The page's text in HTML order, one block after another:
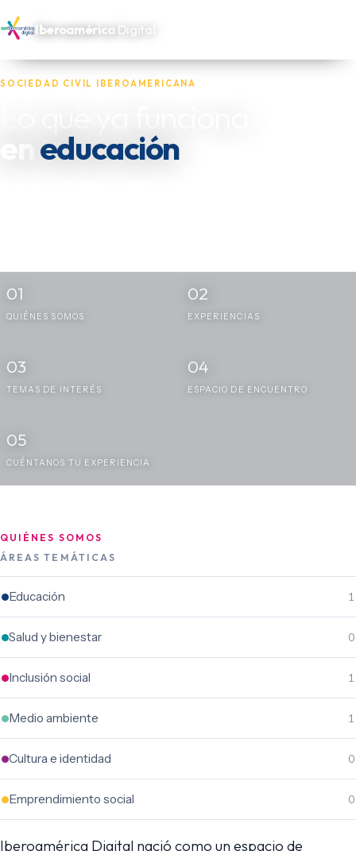
Iberoamérica Digital
SOCIEDAD CIVIL IBEROAMERICANA
salud
01
QUIÉNES SOMOS
02
EXPERIENCIAS
03
TEMAS DE INTERÉS
04
ESPACIO DE ENCUENTRO
05
CUÉNTANOS TU EXPERIENCIA
QUIÉNES SOMOS
ÁREAS TEMÁTICAS
Educación 1
Salud y bienestar 0
Inclusión social 1
Medio ambiente 1
Cultura e identidad 0
Emprendimiento social 0
Iberoamérica Digital nació como un espacio de